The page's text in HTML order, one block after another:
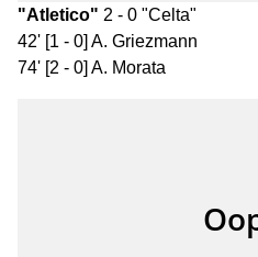
"Atletico" 2 - 0 "Celta"
42' [1 - 0] A. Griezmann
74' [2 - 0] A. Morata